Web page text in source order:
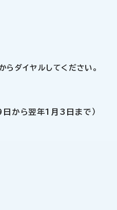
イヤルしてください。
日から翌年1月3日まで）